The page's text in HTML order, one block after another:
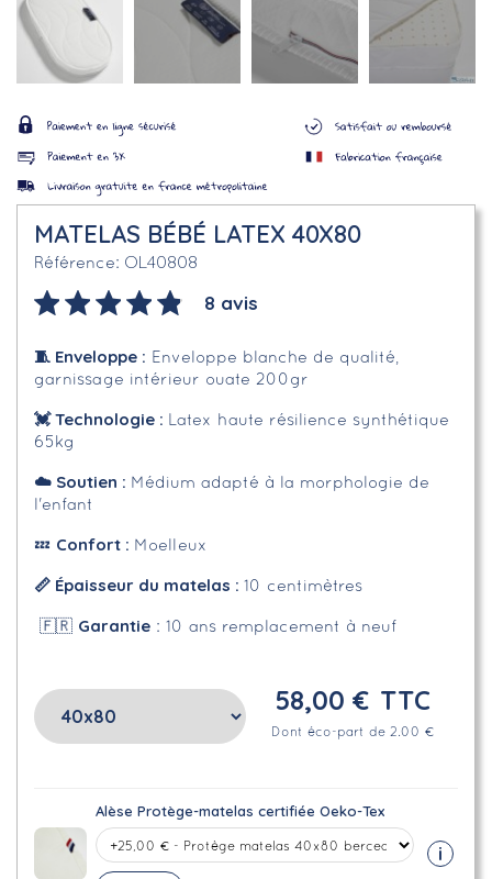
MATELAS BÉBÉ LATEX 40X80
Référence OL40808
8 avis
🧵 Enveloppe : Enveloppe blanche de qualité,
garnissage intérieur ouate 200gr
💓Technologie : Latex haute résilience synthétique
65kg
☁️ Soutien : Médium adapté à la morphologie de
l'enfant
💤 Confort : Moelleux
📏 Épaisseur du matelas : 10 centimètres
🇫🇷 Garantie : 10 ans remplacement à neuf
58,00 € TTC
Dont éco-part de 2.00 €
Alèse Protège-matelas certifiée Oeko-Tex
i